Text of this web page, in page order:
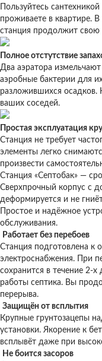
Пользуйтесь
проживаете в квартире. В
станция продолжит свою
Полное отстутствие
Два аэратора
аэробные бактерии для
разложившихся осадков.
ваших соседей.
Простая эксплуатация
Станция не требует
элементы легко
произвести
Станция «Септобак» —
Сверхпрочный корпус с
деформируется и не
Простое и надёжное
обслуживания.
Работает без перебоев
Станция подготовлена к
электроснабжения. При
сохранится в течение 2-
работы септика. Вы
перерыва.
Защищён от всплытия
Крупные грунтозацепы
установки. Якорение к
всплывёт даже при
Не боится засоров